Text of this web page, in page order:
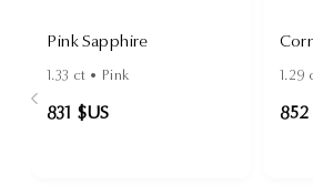
Pink Sapphire
1.33 ct • Pink
831 $US
1.29
852